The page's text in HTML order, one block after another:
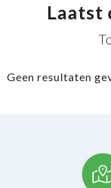
Laatst
Geen resultaten